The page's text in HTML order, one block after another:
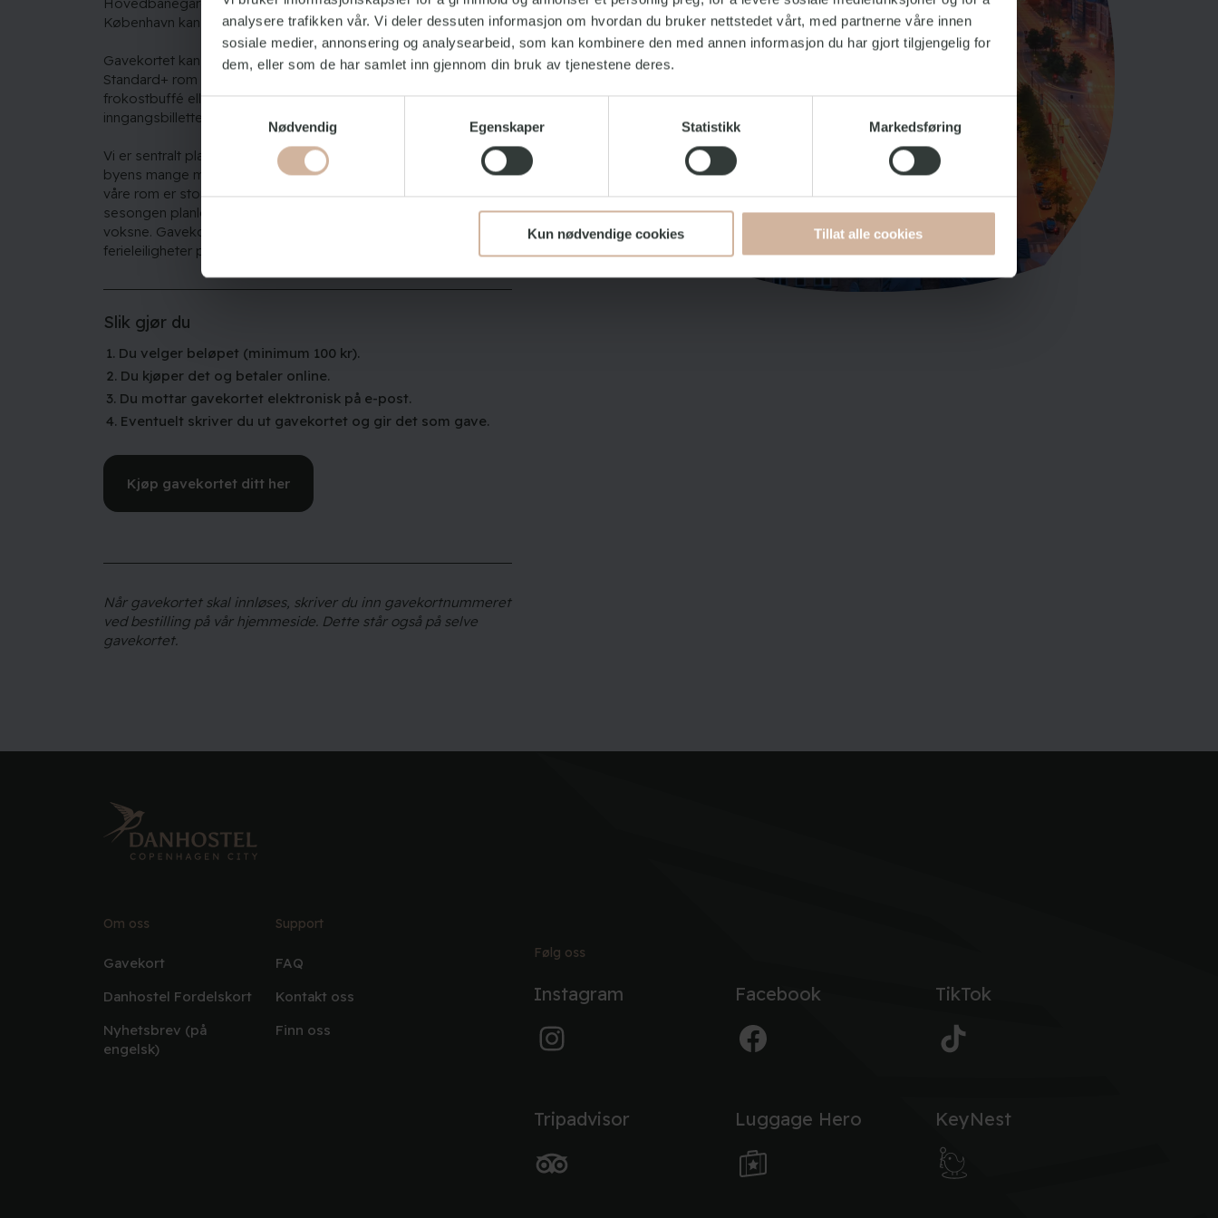
analysere trafikken vår. Vi deler dessuten informasjon om hvordan du bruker nettstedet vårt, med partnerne våre innen
sosiale medier, annonsering og analysearbeid, som kan kombinere den med annen informasjon du har gjort tilgjengelig for
dem, eller som de har samlet inn gjennom din bruk av tjenestene deres.
Nødvendig
Egenskaper Statistikk Markedsføring
Kun nødvendige cookies Tillat alle cookies
Hovedbanegården, hvorfra resten av den fantastiske
København kan oppleves.
Gavekortet kan også brukes til å betale for oppgradering til
Standard+ rom med flott utsikt over byen og sen utsjekking,
frokostbuffé eller andre tillegg som sykkelutleie eller
inngangsbilletter til Tivoli og Zoo.
Vi er sentralt plassert i København, slik at dere enkelt kan nyte
byens mange muligheter når dere bor her på deres getaway. Alle
våre rom er store og romslige med eget bad, og avhengig av
sesongen planlegger vi ulike aktiviteter for både barn og
voksne. Gavekortet kan også benyttes ved bestilling av våre
ferieleiligheter på 17. etasje.
Slik gjør du
1. Du velger beløpet (minimum 100 kr).
2. Du kjøper det og betaler online.
3. Du mottar gavekortet elektronisk på e-post.
4. Eventuelt skriver du ut gavekortet og gir det som gave.
Kjøp gavekortet ditt her
Når gavekortet skal innløses, skriver du inn gavekortnummeret
ved bestilling på vår hjemmeside. Dette står også på selve
gavekortet.
Om oss
Gavekort
Danhostel Fordelskort
Nyhetsbrev (på
engelsk)
Support
FAQ
Kontakt oss
Finn oss
Følg oss
Instagram Facebook TikTok
Tripadvisor Luggage Hero KeyNest